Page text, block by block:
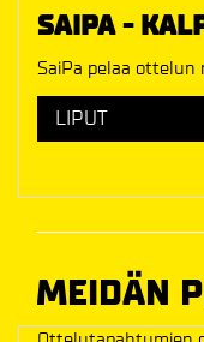
SAIPA -
SaiPa pelaa ottelun
LIPUT
MEIDÄN